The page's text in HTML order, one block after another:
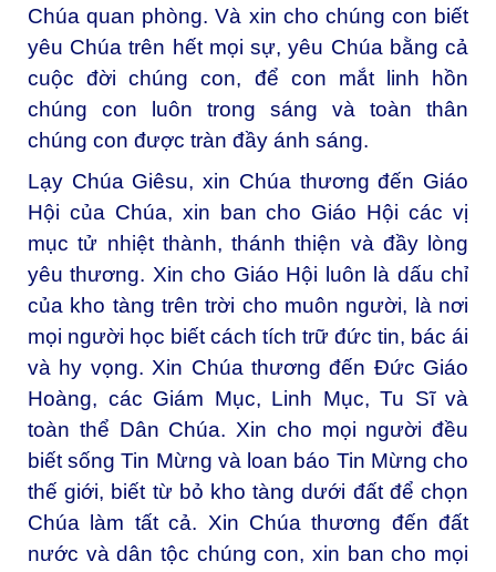
Chúa quan phòng. Và xin cho chúng con biết
yêu Chúa trên hết mọi sự, yêu Chúa bằng cả
cuộc đời chúng con, để con mắt linh hồn
chúng con luôn trong sáng và toàn thân
chúng con được tràn đầy ánh sáng.
Lạy Chúa Giêsu, xin Chúa thương đến Giáo
Hội của Chúa, xin ban cho Giáo Hội các vị
mục tử nhiệt thành, thánh thiện và đầy lòng
yêu thương. Xin cho Giáo Hội luôn là dấu chỉ
của kho tàng trên trời cho muôn người, là nơi
mọi người học biết cách tích trữ đức tin, bác ái
và hy vọng. Xin Chúa thương đến Đức Giáo
Hoàng, các Giám Mục, Linh Mục, Tu Sĩ và
toàn thể Dân Chúa. Xin cho mọi người đều
biết sống Tin Mừng và loan báo Tin Mừng cho
thế giới, biết từ bỏ kho tàng dưới đất để chọn
Chúa làm tất cả. Xin Chúa thương đến đất
nước và dân tộc chúng con, xin ban cho mọi